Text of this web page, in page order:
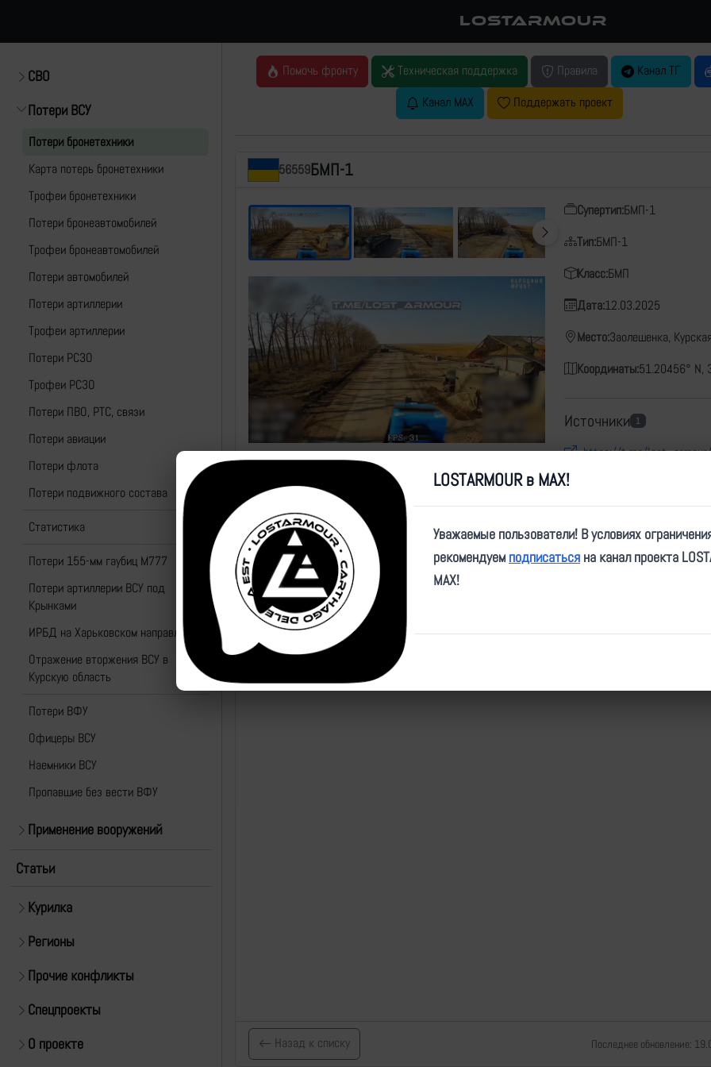
LOSTARMOUR
СВО
Потери ВСУ
Потери бронетехники
Карта потерь бронетехники
Трофеи бронетехники
Потери бронеавтомобилей
Трофеи бронеавтомобилей
Потери автомобилей
Потери артиллерии
Трофеи артиллерии
Потери РСЗО
Трофеи РСЗО
Потери ПВО, РТС, связи
Потери авиации
Потери флота
Потери подвижного состава
Статистика
Потери 155-мм гаубиц M777
Потери артиллерии ВСУ под
Крынками
ИРБД на Харьковском направлении
Отражение вторжения ВСУ в
Курскую область
Потери ВФУ
Офицеры ВСУ
Наемники ВСУ
Пропавшие без вести ВФУ
Применение вооружений
Статьи
Курилка
Регионы
Прочие конфликты
Спецпроекты
О проекте
Помочь фронту Техническая поддержка Правила Канал ТГ
Канал MAX
Поддержать проект
56559БМП-1
Супертип:БМП-1
Тип:БМП-1
Класс:БМП
Дата:12.03.2025
Место:Заолешенка,
Координаты:51.20456° N,
Источники 1
https://t.me/
Карта
Назад к списку Последнее обновление:
LOSTARMOUR в MAX!
Уважаемые пользователи! В условиях
рекомендуем подписаться на канал проекта
MAX!